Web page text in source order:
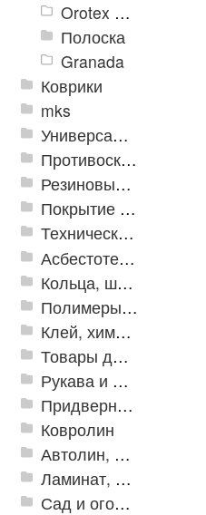
Orotex GIN
Полоска
Granada
Коврики
mks
Универсальные модульные покрытия
Противоскользящая защита для лестниц, профили, ленты
Резиновые и ПВХ дорожки
Покрытие из резиновой крошки
Техническая резина
Асбестотехнические и теплоизоляционные материалы
Кольца, шайбы, манжеты
Полимеры и пластики
Клей, химия, сопутствующие товары
Товары для дома
Рукава и шланги промышленные
Придверные решетки
Ковролин
Автолин, Транслин, Линолеум
Ламинат, Кварцвиниловая плитка SPC
Сад и огород